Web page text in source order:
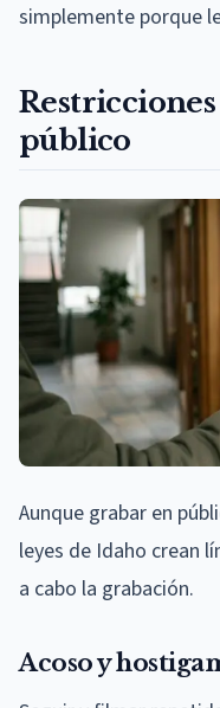
simplemente porque
público
Aunque grabar en
leyes de Idaho crean
a cabo la grabación.
Acoso y